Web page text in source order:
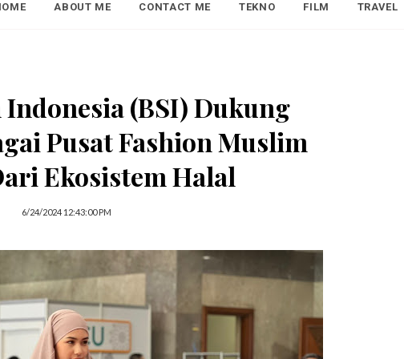
ABOUT ME CONTACT ME TEKNO FILM TRAVEL
(BSI) Dukung
Pusat Fashion Muslim
Ekosistem Halal
6/24/2024 12:43:00 PM